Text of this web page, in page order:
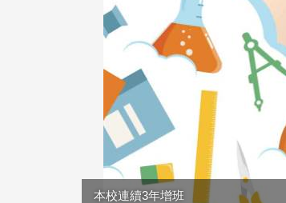
本校連續3年增班